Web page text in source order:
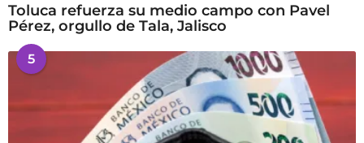
Toluca refuerza su medio campo con Pavel
Pérez, orgullo de Tala, Jalisco
5